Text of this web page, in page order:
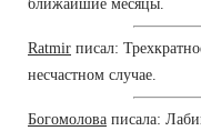
ближайшие месяцы.
Ratmir писал:
несчастном случае.
Богомолова писала: